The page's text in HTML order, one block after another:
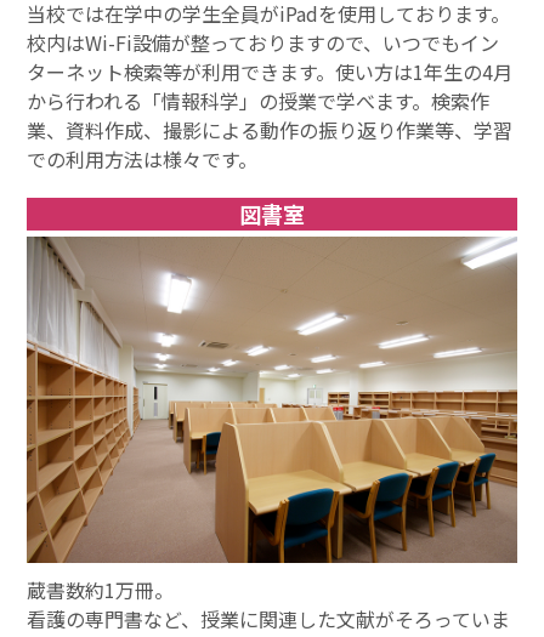
当校では在学中の学生全員がiPadを使用しております。
校内はWi-Fi設備が整っておりますので、いつでもイン
ターネット検索等が利用できます。使い方は1年生の4月
から行われる「情報科学」の授業で学べます。検索作
業、資料作成、撮影による動作の振り返り作業等、学習
での利用方法は様々です。
図書室
蔵書数約1万冊。
看護の専門書など、授業に関連した文献がそろっていま